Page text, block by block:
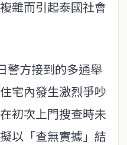
雜而引起泰國社會
警方接到的多通舉
宅內發生激烈爭吵
初次上門搜查時未
以「查無實據」結